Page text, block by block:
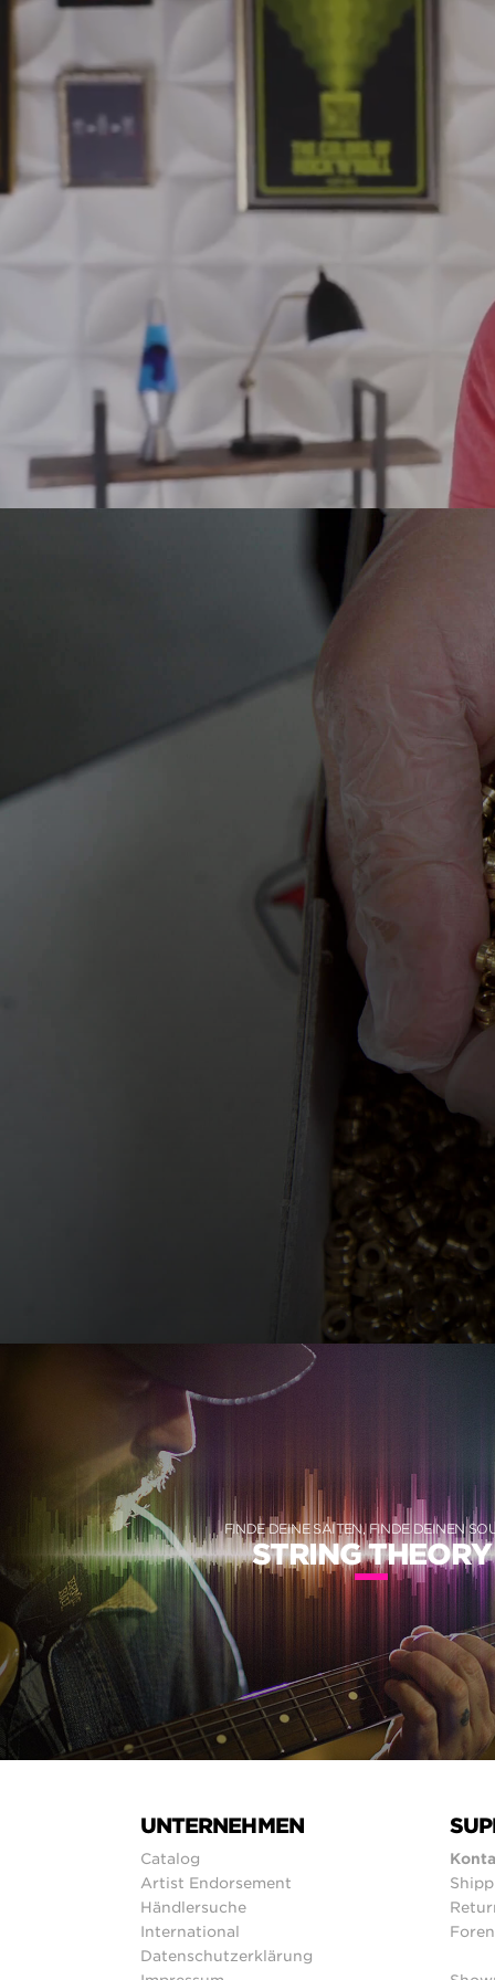
FINDE DEINE SAITEN, FINDE DEINEN
STRING THEORY
UNTERNEHMEN
Catalog
Artist Endorsement
Händlersuche
International
Datenschutzerklärung
Foren